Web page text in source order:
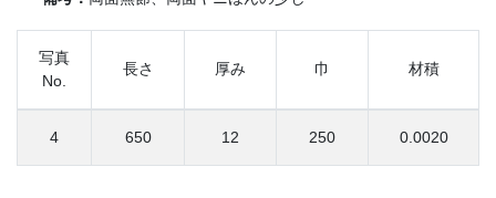
写真
No.
長さ 厚み 巾 材積
4 650 12 250 0.0020